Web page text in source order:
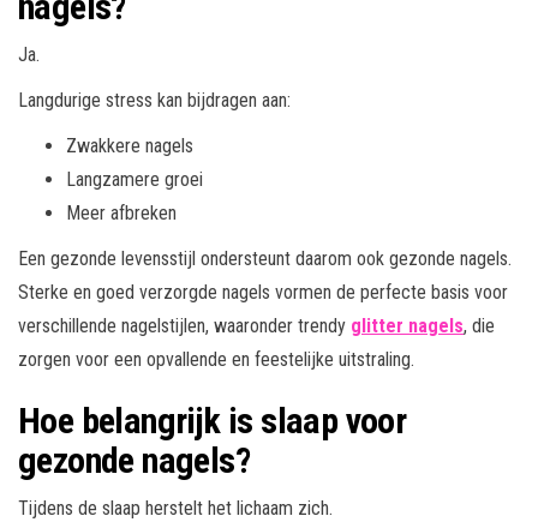
Ja.
Langdurige stress kan bijdragen aan:
Zwakkere nagels
Langzamere groei
Meer afbreken
Een gezonde levensstijl ondersteunt daarom ook gezonde nagels.
Sterke en goed verzorgde nagels vormen de perfecte basis voor
verschillende nagelstijlen, waaronder trendy glitter nagels, die
zorgen voor een opvallende en feestelijke uitstraling.
Hoe belangrijk is slaap voor
gezonde nagels?
Tijdens de slaap herstelt het lichaam zich.